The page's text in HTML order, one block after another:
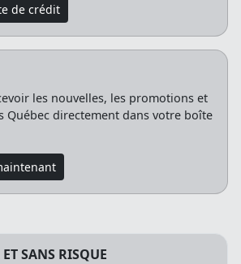
de crédit
les nouvelles, les promotions et
Québec directement dans votre boîte
SANS RISQUE